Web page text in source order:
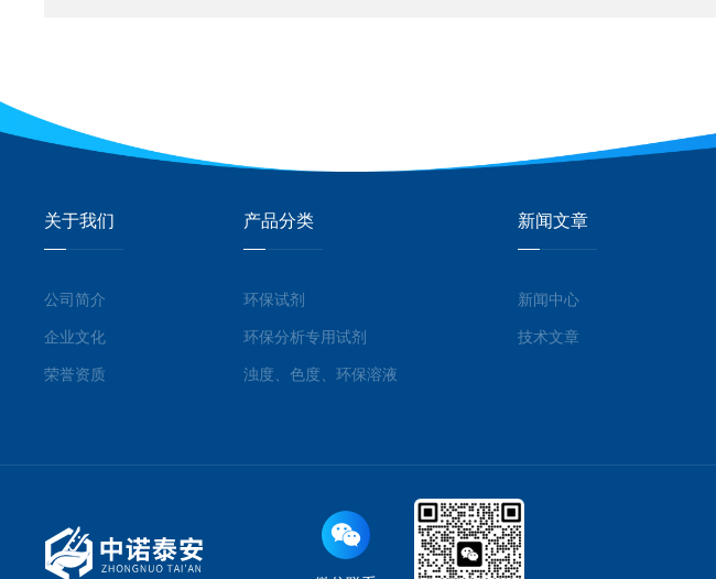
关于我们
公司简介
企业文化
荣誉资质
产品分类
环保试剂
环保分析专用试剂
浊度、色度、环保溶液
新闻文章
新闻中心
技术文章